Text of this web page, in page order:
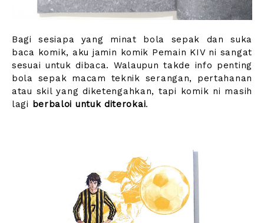
Bagi sesiapa yang minat bola sepak dan suka
baca komik, aku jamin komik Pemain KIV ni sangat
sesuai untuk dibaca. Walaupun takde info penting
bola sepak macam teknik serangan, pertahanan
atau skil yang diketengahkan, tapi komik ni masih
lagi berbaloi untuk diterokai.